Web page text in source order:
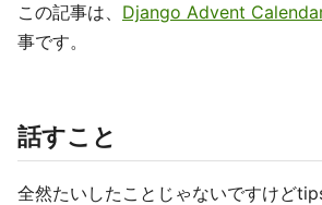
この記事は、 Django Advent
事です。
話すこと
全然たいしたことじゃないですけど